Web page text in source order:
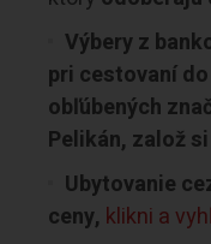
Výbery z
pri cestovaní
obľúbených
Pelikán, založ
Ubytovanie
ceny, klikni a